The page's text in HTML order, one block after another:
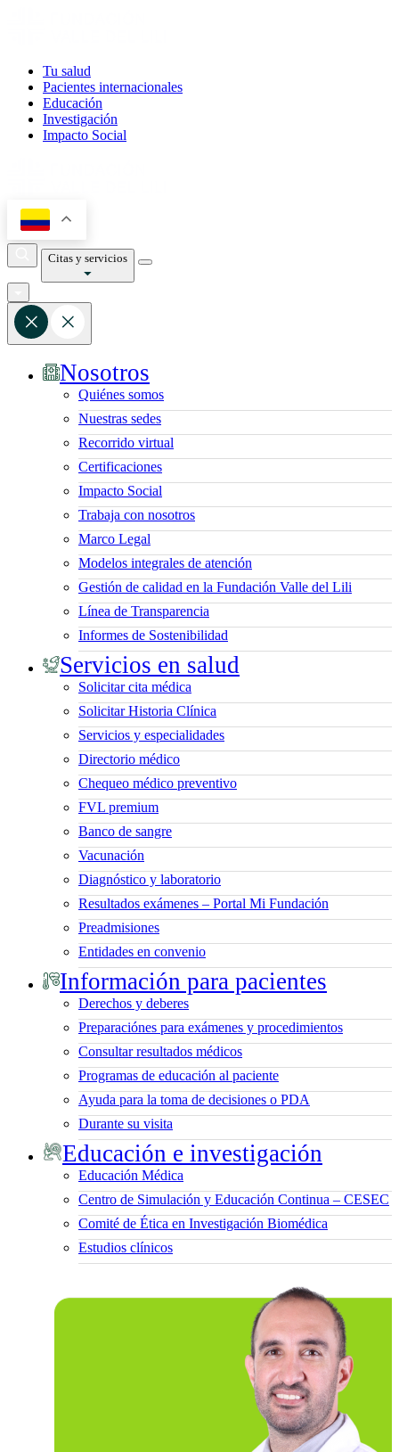
Tu salud
Pacientes internacionales
Educación
Investigación
Impacto Social
Citas y servicios
Nosotros
Quiénes somos
Nuestras sedes
Recorrido virtual
Certificaciones
Impacto Social
Trabaja con nosotros
Marco Legal
Modelos integrales de atención
Gestión de calidad en la Fundación Valle del Lili
Línea de Transparencia
Informes de Sostenibilidad
Servicios en salud
Solicitar cita médica
Solicitar Historia Clínica
Servicios y especialidades
Directorio médico
Chequeo médico preventivo
FVL premium
Banco de sangre
Vacunación
Diagnóstico y laboratorio
Resultados exámenes – Portal Mi Fundación
Preadmisiones
Entidades en convenio
Información para pacientes
Derechos y deberes
Preparaciónes para exámenes y procedimientos
Consultar resultados médicos
Programas de educación al paciente
Ayuda para la toma de decisiones o PDA
Durante su visita
Educación e investigación
Educación Médica
Centro de Simulación y Educación Continua – CESEC
Comité de Ética en Investigación Biomédica
Estudios clínicos